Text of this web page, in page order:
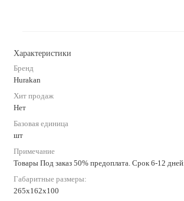
Характеристики
Бренд
Hurakan
Хит продаж
Нет
Базовая единица
шт
Примечание
Товары Под заказ 50% предоплата. Срок 6-12 дней.
Габаритные размеры:
265х162х100